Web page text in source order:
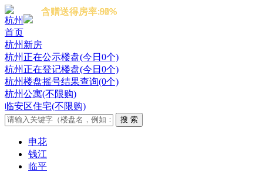
杭州
首页
杭州新房
杭州正在公示楼盘(今日0个)
杭州正在登记楼盘(今日0个)
杭州楼盘摇号结果查询(0个)
杭州公寓(不限购)
临安区住宅(不限购)
申花
钱江
临平
含赠送得房率:91%
含赠送得房率:85%
含赠送得房率:90%
含赠送得房率:92%